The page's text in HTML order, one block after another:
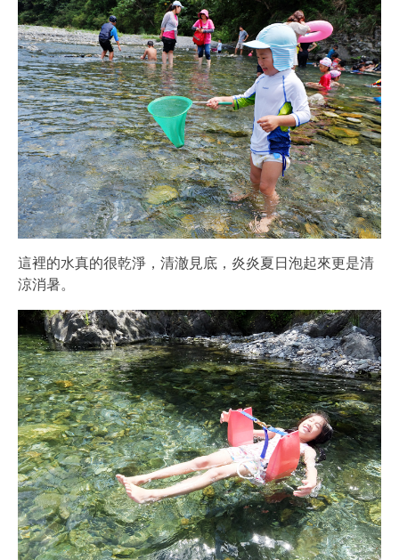
這裡的水真的很乾淨，清澈見底，炎炎夏日泡起來更是清
涼消暑。